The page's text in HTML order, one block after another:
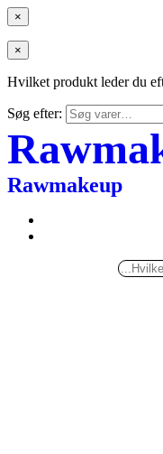
×
×
Hvilket produkt leder du
Søg efter:
Rawmakeup